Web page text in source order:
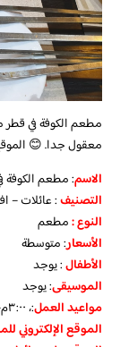
مطعم الكوفة في
معقول جدا. 😊
الاسم: مطعم الكوفة
التصنيف: عائلات –
النوع :مطعم
الأسعار:متوسطة
الأطفال:يوجد
الموسيقى:يوجد
مواعيد العمل:، ٣:٠٠م–١٢:٠٠ص
الموقع الإلكتروني